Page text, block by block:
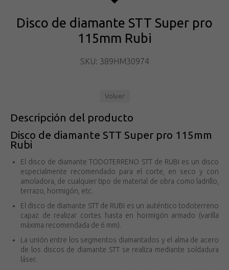
Disco de diamante STT Super pro
115mm Rubi
SKU: 389HM30974
Volver
Descripción del producto
Disco de diamante STT Super pro 115mm
Rubi
El disco de diamante TODOTERRENO STT de RUBI es un disco
especialmente recomendado para el corte, en seco y con
amoladora, de cualquier tipo de material de obra como ladrillo,
terrazo, hormigón, etc.
El disco de diamante STT de RUBI es un auténtico todoterreno
capaz de realizar cortes hasta en hormigón armado (varilla
máxima recomendada de 6 mm).
La unión entre los segmentos diamantados y el alma de acero
de los discos de diamante STT se realiza mediante soldadura
láser.